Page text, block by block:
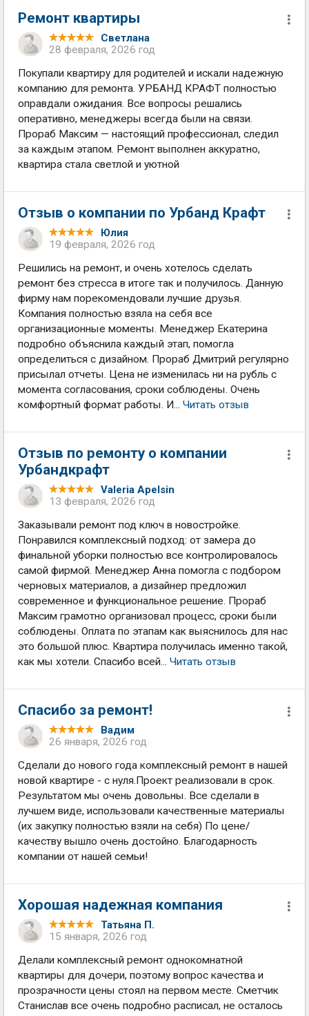
Ремонт квартиры
Светлана
28 февраля, 2026 год
Покупали квартиру для родителей и искали надежную
компанию для ремонта. УРБАНД КРАФТ полностью
оправдали ожидания. Все вопросы решались
оперативно, менеджеры всегда были на связи.
Прораб Максим — настоящий профессионал, следил
за каждым этапом. Ремонт выполнен аккуратно,
квартира стала светлой и уютной
Отзыв о компании по Урбанд Крафт
Юлия
19 февраля, 2026 год
Решились на ремонт, и очень хотелось сделать
ремонт без стресса в итоге так и получилось. Данную
фирму нам порекомендовали лучшие друзья.
Компания полностью взяла на себя все
организационные моменты. Менеджер Екатерина
подробно объяснила каждый этап, помогла
определиться с дизайном. Прораб Дмитрий регулярно
присылал отчеты. Цена не изменилась ни на рубль с
момента согласования, сроки соблюдены. Очень
комфортный формат работы. И... Читать отзыв
Отзыв по ремонту о компании
Урбандкрафт
Valeria Apelsin
13 февраля, 2026 год
Заказывали ремонт под ключ в новостройке.
Понравился комплексный подход: от замера до
финальной уборки полностью все контролировалось
самой фирмой. Менеджер Анна помогла с подбором
черновых материалов, а дизайнер предложил
современное и функциональное решение. Прораб
Максим грамотно организовал процесс, сроки были
соблюдены. Оплата по этапам как выяснилось для нас
это большой плюс. Квартира получилась именно такой,
как мы хотели. Спасибо всей... Читать отзыв
Спасибо за ремонт!
Вадим
26 января, 2026 год
Сделали до нового года комплексный ремонт в нашей
новой квартире - с нуля.Проект реализовали в срок.
Результатом мы очень довольны. Все сделали в
лучшем виде, использовали качественные материалы
(их закупку полностью взяли на себя) По цене/
качеству вышло очень достойно. Благодарность
компании от нашей семьи!
Хорошая надежная компания
Татьяна П.
15 января, 2026 год
Делали комплексный ремонт однокомнатной
квартиры для дочери, поэтому вопрос качества и
прозрачности цены стоял на первом месте. Сметчик
Станислав все очень подробно расписал, не осталось